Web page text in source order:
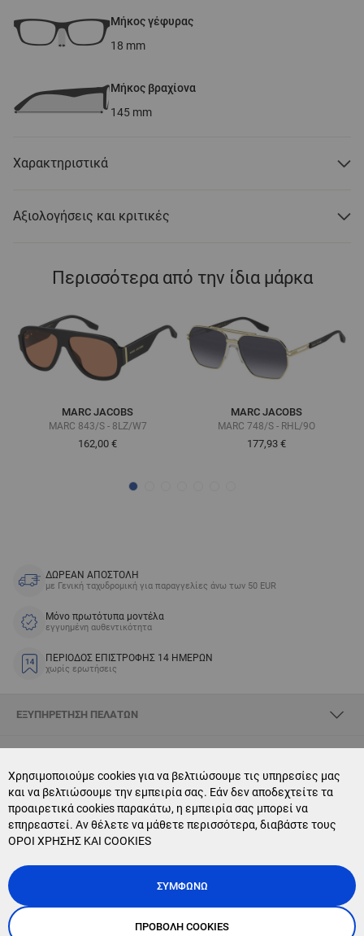
Χρησιμοποιούμε cookies για να βελτιώσουμε τις υπηρεσίες μας
και να βελτιώσουμε την εμπειρία σας. Εάν δεν αποδεχτείτε τα
προαιρετικά cookies παρακάτω, η εμπειρία σας μπορεί να
επηρεαστεί. Αν θέλετε να μάθετε περισσότερα, διαβάστε τους
ΟΡΟΙ ΧΡΗΣΗΣ ΚΑΙ COOKIES
ΣΥΜΦΩΝΏ
ΠΡΟΒΟΛΉ COOKIES
Μήκος γέφυρας
18 mm
Μήκος βραχίονα
145 mm
Χαρακτηριστικά
Αξιολογήσεις και κριτικές
Περισσότερα από την ίδια μάρκα
MARC JACOBS
MARC 843/S - 8LZ/W7
162,00 €
MARC JACOBS
MARC 748/S - RHL/9O
177,93 €
ΔΩΡΕΑΝ ΑΠΟΣΤΟΛΗ
με Γενική ταχυδρομική για παραγγελίες άνω των 50 EUR
Μόνο πρωτότυπα μοντέλα
εγγυημένη αυθεντικότητα
ΠΕΡΙΟΔΟΣ ΕΠΙΣΤΡΟΦΗΣ 14 ΗΜΕΡΩΝ
χωρίς ερωτήσεις
ΕΞΥΠΗΡΈΤΗΣΗ ΠΕΛΑΤΏΝ
CONTACT US
NEWSLETTER SUBSCRIPTION
Copyright © 2025, Sky Optic. All Rights Reserved.